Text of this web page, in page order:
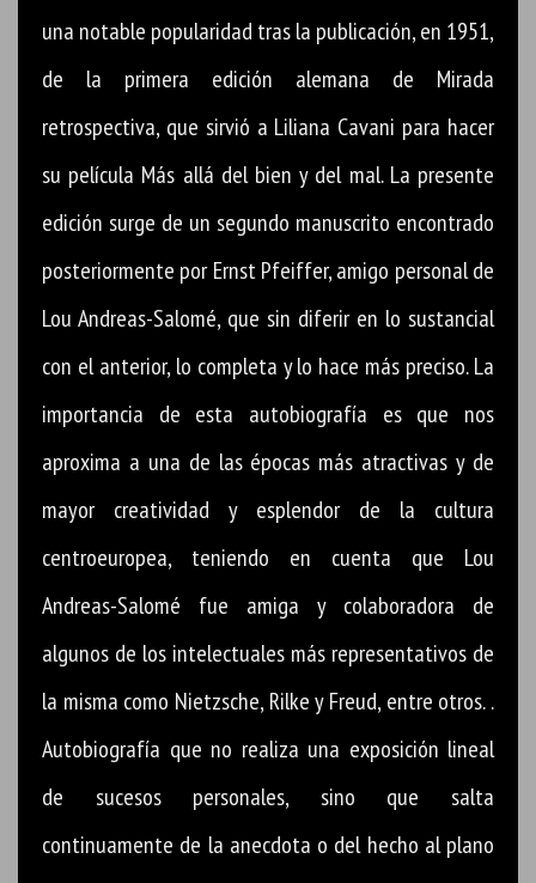
una notable popularidad tras la publicación, en 1951,
de la primera edición alemana de Mirada
retrospectiva, que sirvió a Liliana Cavani para hacer
su película Más allá del bien y del mal. La presente
edición surge de un segundo manuscrito encontrado
posteriormente por Ernst Pfeiffer, amigo personal de
Lou Andreas-Salomé, que sin diferir en lo sustancial
con el anterior, lo completa y lo hace más preciso. La
importancia de esta autobiografía es que nos
aproxima a una de las épocas más atractivas y de
mayor creatividad y esplendor de la cultura
centroeuropea, teniendo en cuenta que Lou
Andreas-Salomé fue amiga y colaboradora de
algunos de los intelectuales más representativos de
la misma como Nietzsche, Rilke y Freud, entre otros. .
Autobiografía que no realiza una exposición lineal
de sucesos personales, sino que salta
continuamente de la anecdota o del hecho al plano